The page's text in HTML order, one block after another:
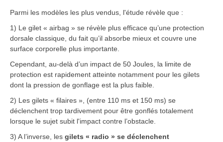
Parmi les modèles les plus vendus, l'étude révèle que :
1) Le gilet « airbag » se révèle plus efficace qu’une protection
dorsale classique, du fait qu’il absorbe mieux et couvre une
surface corporelle plus importante.
Cependant, au-delà d’un impact de 50 Joules, la limite de
protection est rapidement atteinte notamment pour les gilets
dont la pression de gonflage est la plus faible.
2) Les gilets « filaires », (entre 110 ms et 150 ms) se
déclenchent trop tardivement pour être gonflés totalement
lorsque le sujet subit l'impact contre l’obstacle.
3) A l’inverse, les gilets « radio » se déclenchent